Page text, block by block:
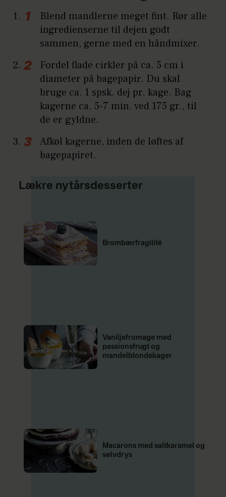
Blend mandlerne meget fint. Rør alle
ingredienserne til dejen godt
sammen, gerne med en håndmixer.
Fordel flade cirkler på ca. 5 cm i
diameter på bagepapir. Du skal
bruge ca. 1 spsk. dej pr. kage. Bag
kagerne ca. 5-7 min. ved 175 gr., til
de er gyldne.
Afkøl kagerne, inden de løftes af
bagepapiret.
Lækre nytårsdesserter
Brombærfragilité
Vaniljefromage med
passionsfrugt og
mandelblondekager
Macarons med saltkaramel og
sølvdrys